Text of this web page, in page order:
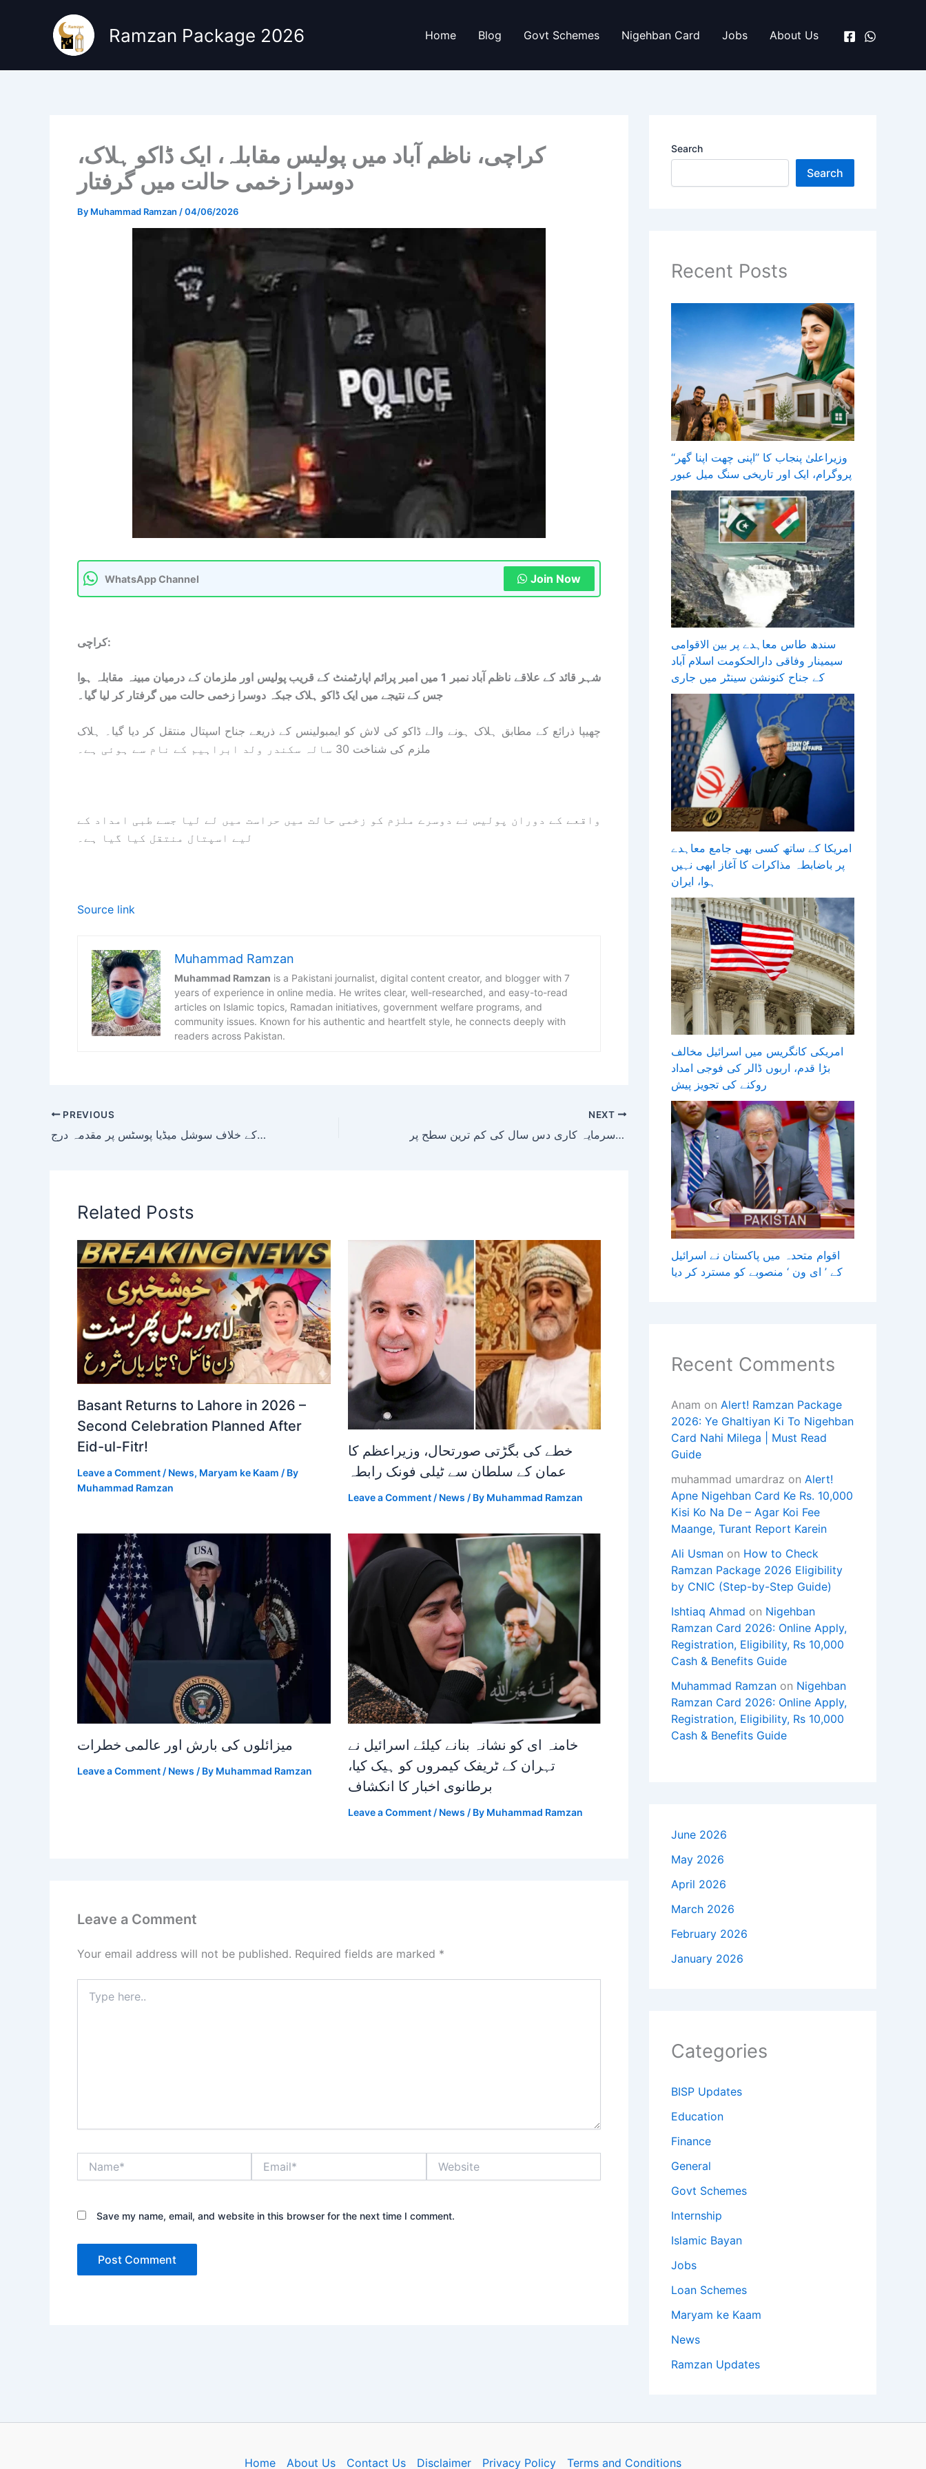
Ramzan Package 2026 Home Blog Govt Schemes Nigehban Card Jobs About Us
کراچی، ناظم آباد میں پولیس مقابلہ، ایک ڈاکو ہلاک،
دوسرا زخمی حالت میں گرفتار
By Muhammad Ramzan /04/06/2026
WhatsApp Channel Join Now
کراچی:
شہر قائد کے علاقے ناظم آباد نمبر 1 میں امبر پرائم اپارٹمنٹ کے قریب پولیس اور ملزمان کے درمیان مبینہ مقابلہ ہوا
جس کے نتیجے میں ایک ڈاکو ہلاک جبکہ دوسرا زخمی حالت میں گرفتار کر لیا گیا۔
چھیپا ذرائع کے مطابق ہلاک ہونے والے ڈاکو کی لاش کو ایمبولینس کے ذریعے جناح اسپتال منتقل کر دیا گیا۔ ہلاک
ملزم کی شناخت 30 سالہ سکندر ولد ابراہیم کے نام سے ہوئی ہے۔
واقعے کے دوران پولیس نے دوسرے ملزم کو زخمی حالت میں حراست میں لے لیا جسے طبی امداد کے
لیے اسپتال منتقل کیا گیا ہے۔
Source link
Muhammad Ramzan
Muhammad Ramzan is a Pakistani journalist, digital content creator, and blogger with 7
years of experience in online media. He writes clear, well-researched, and easy-to-read
articles on Islamic topics, Ramadan initiatives, government welfare programs, and
community issues. Known for his authentic and heartfelt style, he connects deeply with
readers across Pakistan.
PREVIOUS
آزاد کشمیر کے موجودہ اور سابق وزیر اعظم کے خلاف سوشل میڈیا پوسٹس پر مقدمہ درج
NEXT
بھارتی اسٹاک مارکیٹ میں عالمی سرمایہ کاری دس سال کی کم ترین سطح پر
Related Posts
Basant Returns to Lahore in 2026 –
Second Celebration Planned After
Eid-ul-Fitr!
Leave a Comment / News, Maryam ke Kaam / By
Muhammad Ramzan
خطے کی بگڑتی صورتحال، وزیراعظم کا
عمان کے سلطان سے ٹیلی فونک رابطہ
Leave a Comment / News / By Muhammad Ramzan
میزائلوں کی بارش اور عالمی خطرات
Leave a Comment / News / By Muhammad Ramzan
خامنہ ای کو نشانہ بنانے کیلئے اسرائیل نے
تہران کے ٹریفک کیمروں کو ہیک کیا،
برطانوی اخبار کا انکشاف
Leave a Comment / News / By Muhammad Ramzan
Leave a Comment
Your email address will not be published. Required fields are marked *
here..
Save my name, email, and website in this browser for the next time I comment.
Search
Search
Recent Posts
وزیراعلیٰ پنجاب کا ’’اپنی چھت اپنا گھر‘‘
پروگرام، ایک اور تاریخی سنگ میل عبور
سندھ طاس معاہدے پر بین الاقوامی
سیمینار وفاقی دارالحکومت اسلام آباد
کے جناح کنونشن سینٹر میں جاری
امریکا کے ساتھ کسی بھی جامع معاہدے
پر باضابطہ مذاکرات کا آغاز ابھی نہیں
ہوا، ایران
امریکی کانگریس میں اسرائیل مخالف
بڑا قدم، اربوں ڈالر کی فوجی امداد
روکنے کی تجویز پیش
اقوام متحدہ میں پاکستان نے اسرائیل
کے ’ ای ون ‘ منصوبے کو مسترد کر دیا
Recent Comments
Anam on Alert! Ramzan Package
2026: Ye Ghaltiyan Ki To Nigehban
Card Nahi Milega | Must Read
Guide
muhammad umardraz on Alert!
Apne Nigehban Card Ke Rs. 10,000
Kisi Ko Na De – Agar Koi Fee
Maange, Turant Report Karein
Ali Usman on How to Check
Ramzan Package 2026 Eligibility
by CNIC (Step-by-Step Guide)
Ishtiaq Ahmad on Nigehban
Ramzan Card 2026: Online Apply,
Registration, Eligibility, Rs 10,000
Cash & Benefits Guide
Muhammad Ramzan on Nigehban
Ramzan Card 2026: Online Apply,
Registration, Eligibility, Rs 10,000
Cash & Benefits Guide
June 2026
May 2026
April 2026
March 2026
February 2026
January 2026
Categories
BISP Updates
Education
Finance
General
Govt Schemes
Internship
Islamic Bayan
Jobs
Loan Schemes
Maryam ke Kaam
News
Ramzan Updates
Home About Us Contact Us Disclaimer Privacy Policy Terms and Conditions